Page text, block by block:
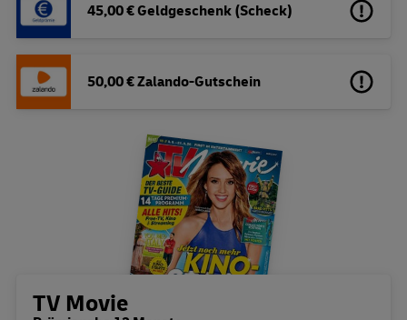
45,00 € Geldgeschenk (Scheck)
50,00 € Zalando-Gutschein
Bestellübersicht
TV Movie